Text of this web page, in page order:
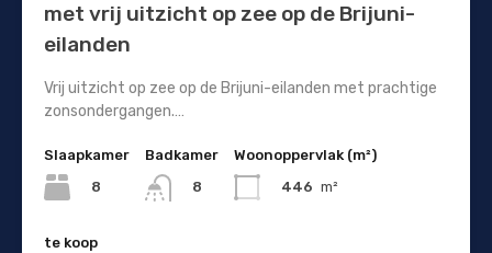
met vrij uitzicht op zee op de Brijuni-
eilanden
Vrij uitzicht op zee op de Brijuni-eilanden met prachtige
zonsondergangen.…
Slaapkamer
8
Badkamer
8
Woonoppervlak (m²)
446 m²
te koop